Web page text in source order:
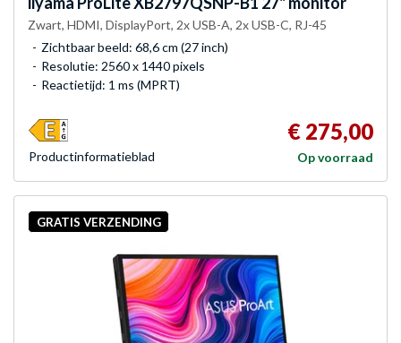
Zwart, HDMI, DisplayPort, 2x USB-A, 2x USB-C, RJ-45
Zichtbaar beeld: 68,6 cm (27 inch)
Resolutie: 2560 x 1440 pixels
Reactietijd: 1 ms (MPRT)
€ 275,00
Op voorraad
Product­informatieblad
GRATIS VERZENDING